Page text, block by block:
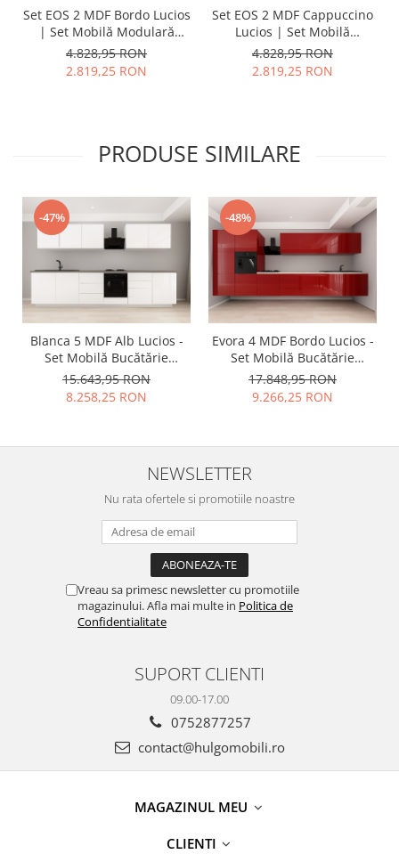
Set EOS 2 MDF Bordo Lucios
| Set Mobilă Modulară
Suspendată pentru Baie |
Mobilier Premium, Modern,
Configurabil și
4.828,95 RON
2.819,25 RON
Set EOS 2 MDF Cappuccino
Lucios | Set Mobilă
Modulară Suspendată
pentru Baie | Mobilier
Premium, Modern,
4.828,95 RON
2.819,25 RON
PRODUSE SIMILARE
-47%
Blanca 5 MDF Alb Lucios -
Set Mobilă Bucătărie
Modulară Modernă MDF
3.6m Premium
Configurabilă deschidere
15.643,95 RON
8.258,25 RON
-48%
Evora 4 MDF Bordo Lucios -
Set Mobilă Bucătărie
Modulară Modernă MDF
4.8m Premium
Configurabilă Deschidere
Personalizabil - Hulgo
Mobili
17.848,95 RON
9.266,25 RON
NEWSLETTER
Nu rata ofertele si promotiile noastre
Vreau sa primesc newsletter cu promotiile
magazinului. Afla mai multe in Politica de
Confidentialitate
SUPORT CLIENTI
09.00-17.00
0752877257
contact@hulgomobili.ro
MAGAZINUL MEU
CLIENTI